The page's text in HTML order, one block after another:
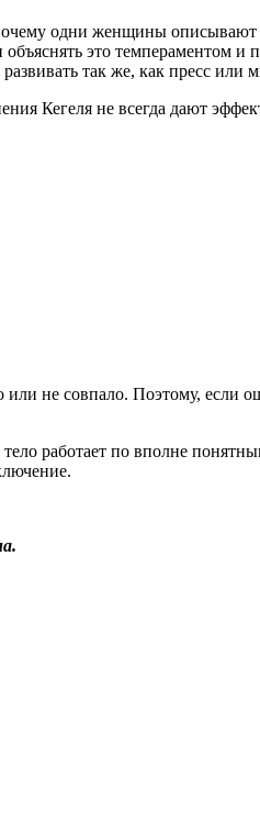
одни женщины описывают
это темпераментом и
так же, как пресс или
Кегеля не всегда дают
или не совпало. Поэтому,
работает по вполне